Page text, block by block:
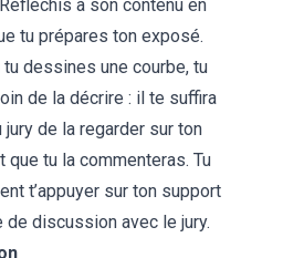
à son contenu en
tu prépares ton exposé.
dessines une courbe, tu
de la décrire : il te suffira
de la regarder sur ton
que tu la commenteras. Tu
t’appuyer sur ton support
de discussion avec le jury.